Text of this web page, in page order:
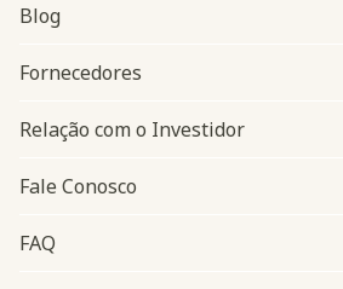
Navegação do rodapé
Blog
Fornecedores
Relação com o Investidor
Fale Conosco
FAQ